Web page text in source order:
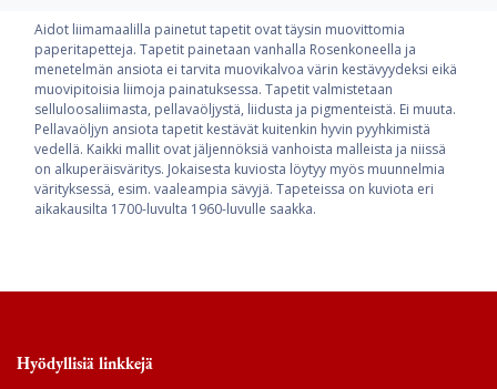
Aidot liimamaalilla painetut tapetit ovat täysin muovittomia
paperitapetteja. Tapetit painetaan vanhalla Rosenkoneella ja
menetelmän ansiota ei tarvita muovikalvoa värin kestävyydeksi eikä
muovipitoisia liimoja painatuksessa. Tapetit valmistetaan
selluloosaliimasta, pellavaöljystä, liidusta ja pigmenteistä. Ei muuta.
Pellavaöljyn ansiota tapetit kestävät kuitenkin hyvin pyyhkimistä
vedellä. Kaikki mallit ovat jäljennöksiä vanhoista malleista ja niissä
on alkuperäisväritys. Jokaisesta kuviosta löytyy myös muunnelmia
värityksessä, esim. vaaleampia sävyjä. Tapeteissa on kuviota eri
aikakausilta 1700-luvulta 1960-luvulle saakka.
Hyödyllisiä linkkejä